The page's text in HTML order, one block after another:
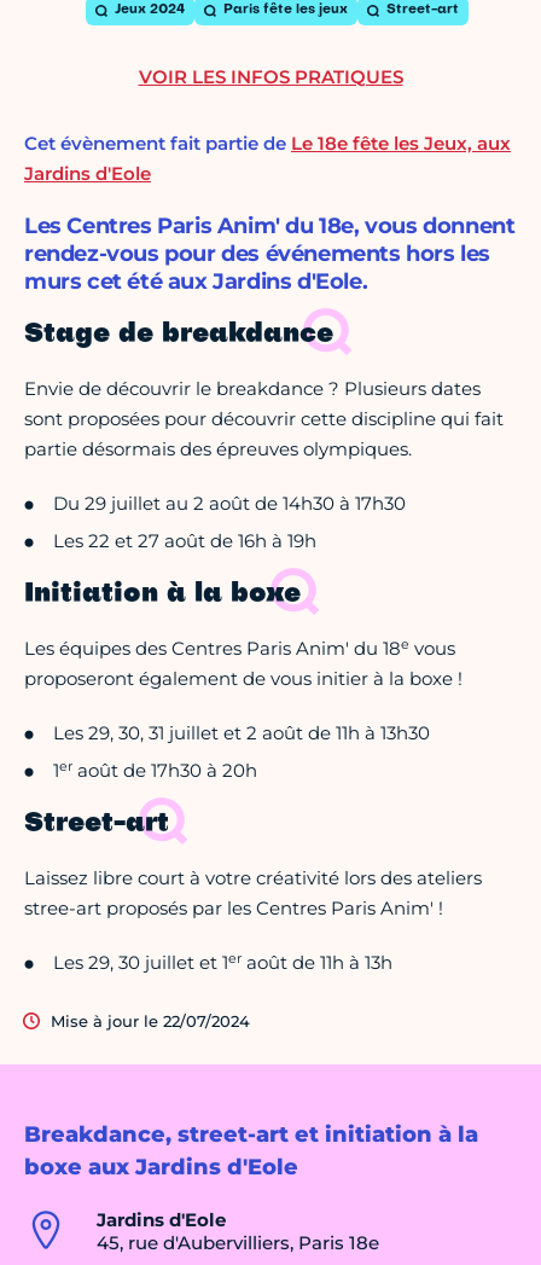
Jeux 2024 Paris fête les jeux Street-art
Breakdance, street-art et initiation à la
boxe aux Jardins d'Eole
Jardins d'Eole
45, rue d'Aubervilliers, Paris 18e
Cet évènement fait partie de Le 18e fête les Jeux, aux
Jardins d'Eole
Les Centres Paris Anim' du 18e, vous donnent
rendez-vous pour des événements hors les
murs cet été aux Jardins d'Eole.
Stage de breakdance
Envie de découvrir le breakdance ? Plusieurs dates
sont proposées pour découvrir cette discipline qui fait
partie désormais des épreuves olympiques.
Du 29 juillet au 2 août de 14h30 à 17h30
Les 22 et 27 août de 16h à 19h
Initiation à la boxe
Les équipes des Centres Paris Anim' du 18e vous
proposeront également de vous initier à la boxe !
Les 29, 30, 31 juillet et 2 août de 11h à 13h30
1er août de 17h30 à 20h
Street-art
Laissez libre court à votre créativité lors des ateliers
stree-art proposés par les Centres Paris Anim' !
Les 29, 30 juillet et 1er août de 11h à 13h
Mise à jour le 22/07/2024
VOIR LES INFOS PRATIQUES